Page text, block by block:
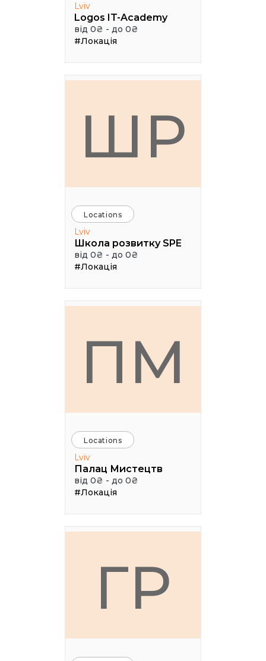
Lviv
Logos IT-Academy
від 0₴ - до 0₴
#Локація
ШР
Locations
Lviv
Школа розвитку SPE
від 0₴ - до 0₴
#Локація
ПМ
Locations
Lviv
Палац Мистецтв
від 0₴ - до 0₴
#Локація
ГР